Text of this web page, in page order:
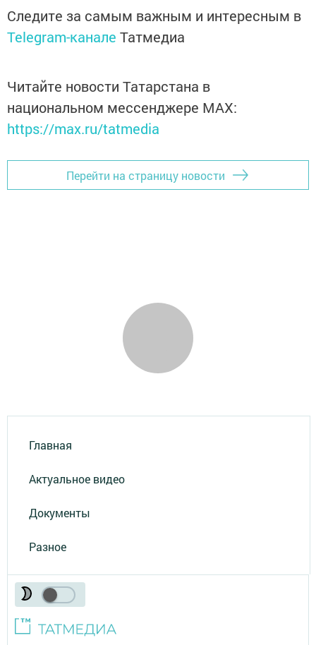
Следите за самым важным и интересным в
Telegram-канале Татмедиа
Читайте новости Татарстана в
национальном мессенджере MАХ:
https://max.ru/tatmedia
Перейти на страницу новости
Главная
Актуальное видео
Документы
Разное